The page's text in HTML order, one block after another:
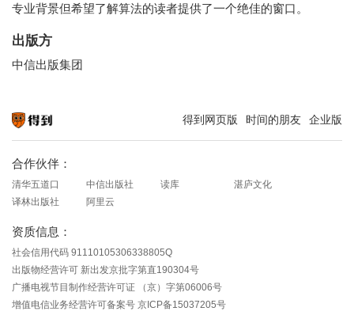
专业背景但希望了解算法的读者提供了一个绝佳的窗口。
出版方
中信出版集团
得到网页版 时间的朋友 企业版
合作伙伴：
清华五道口 中信出版社 读库
湛庐文化
译林出版社
阿里云
资质信息：
社会信用代码 91110105306338805Q
出版物经营许可 新出发京批字第直190304号
广播电视节目制作经营许可证 （京）字第06006号
增值电信业务经营许可备案号 京ICP备15037205号